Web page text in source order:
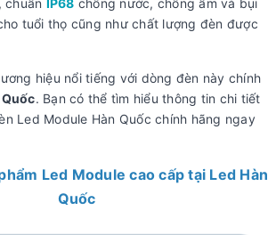
chuẩn IP68 chống nước, chống ẩm và bụi
tuổi thọ cũng như chất lượng đèn được
hiệu nổi tiếng với dòng đèn này chính
. Bạn có thể tìm hiểu thông tin chi tiết
Led Module Hàn Quốc chính hãng ngay
Led Module cao cấp tại Led Hàn
Quốc